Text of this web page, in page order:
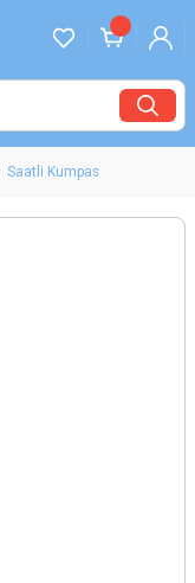
Saatli Kumpas